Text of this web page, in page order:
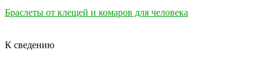
Браслеты от клещей и комаров для человека
К сведению